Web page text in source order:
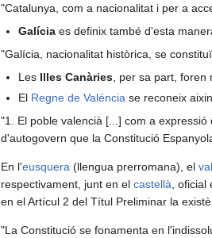
"Catalunya, com a nacionalitat i per a
Galícia es definix també d'esta
"Galícia, nacionalitat històrica, se
Les Illes Canàries , per sa part,
El Regne de Valéncia se reconeix
"1. El poble valencià [...] com a
d'autogovern que la Constitució
En l'eusquera (llengua prerromana), el
respectivament, junt en el castellà ,
en el Artícul 2 del Títul Preliminar la
"La Constitució se fonamenta en